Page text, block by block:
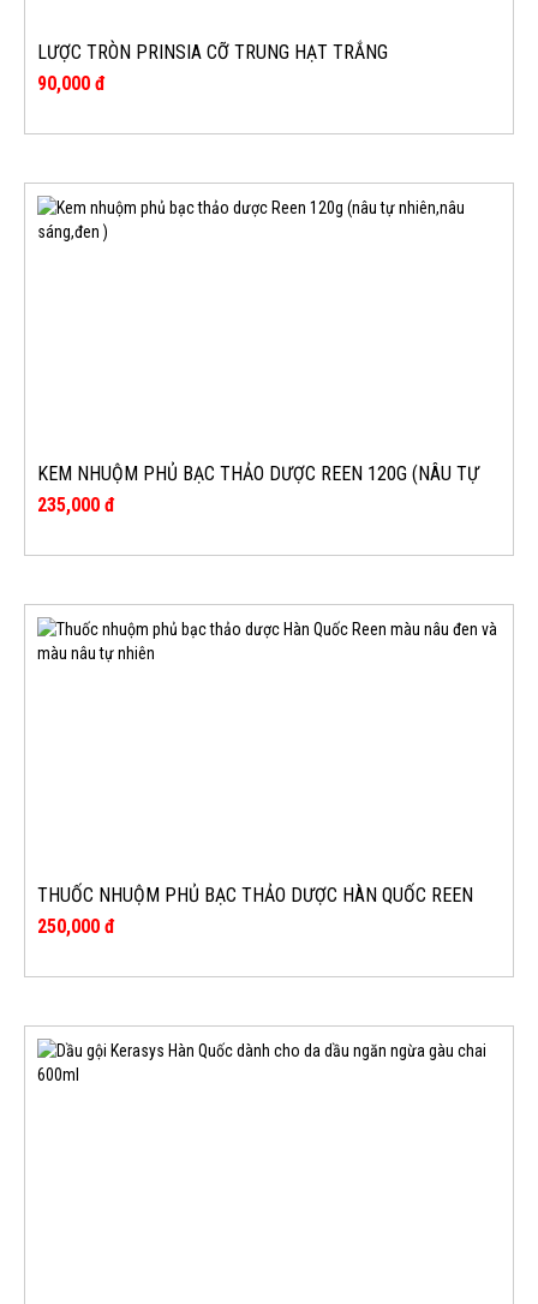
LƯỢC TRÒN PRINSIA CỠ TRUNG HẠT TRẮNG
90,000 đ
KEM NHUỘM PHỦ BẠC THẢO DƯỢC REEN 120G (NÂU TỰ
NHIÊN,NÂU SÁNG,ĐEN )
235,000 đ
THUỐC NHUỘM PHỦ BẠC THẢO DƯỢC HÀN QUỐC REEN
MÀU NÂU ĐEN VÀ MÀU NÂU TỰ NHIÊN
250,000 đ